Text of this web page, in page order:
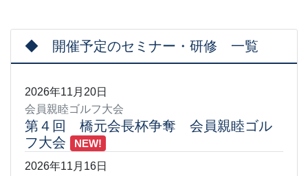
◆ 開催予定のセミナー・研修 一覧
2026年11月20日
会員親睦ゴルフ大会
第４回 橋元会長杯争奪 会員親睦ゴル
フ大会
NEW!
2026年11月16日